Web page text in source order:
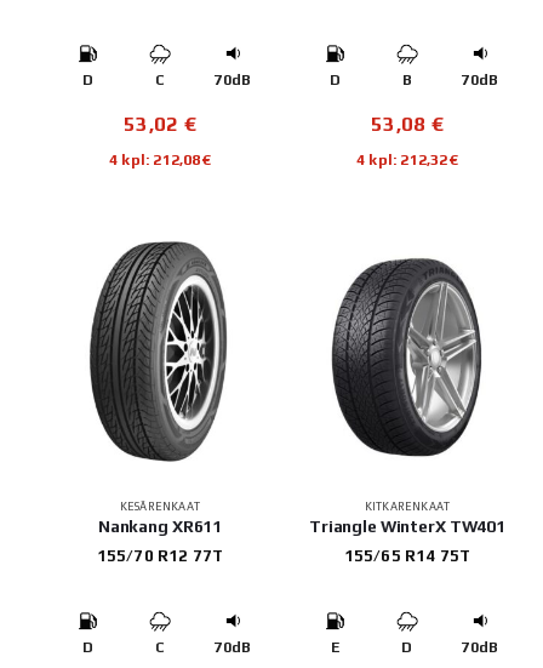
D C 70dB
53,02 €
4 kpl: 212,08€
D B 70dB
53,08 €
4 kpl: 212,32€
KESÄRENKAAT
Nankang XR611
155/70 R12 77T
D C 70dB
KITKARENKAAT
Triangle WinterX TW401
155/65 R14 75T
E D 70dB